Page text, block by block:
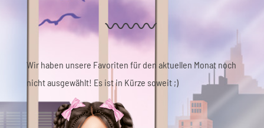
Wir haben unsere Favoriten für den aktuellen Monat noch
nicht ausgewählt! Es ist in Kürze soweit ;)